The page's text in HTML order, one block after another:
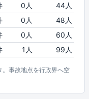
0人
44人
0人
48人
0人
60人
1人 99人
。事故地点を行政界へ空